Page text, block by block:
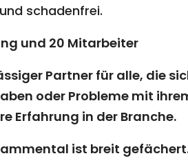
schadenfrei.
und 20 Mitarbeiter
Partner für alle, die
oder Probleme mit
Erfahrung in der Branche.
ist breit